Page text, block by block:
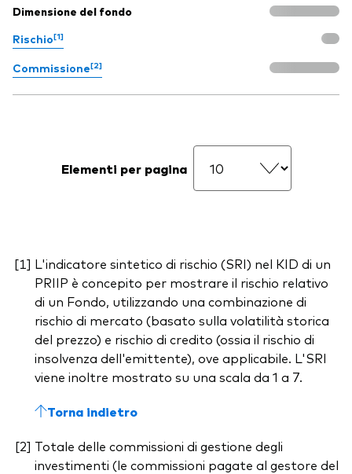
Dimensione del fondo
Rischio[1]
Commissione[2]
Elementi per pagina
L'indicatore sintetico di rischio (SRI) nel KID di un
PRIIP è concepito per mostrare il rischio relativo
di un Fondo, utilizzando una combinazione di
rischio di mercato (basato sulla volatilità storica
del prezzo) e rischio di credito (ossia il rischio di
insolvenza dell'emittente), ove applicabile. L'SRI
viene inoltre mostrato su una scala da 1 a 7.
Torna indietro
Totale delle commissioni di gestione degli
investimenti (le commissioni pagate al gestore del